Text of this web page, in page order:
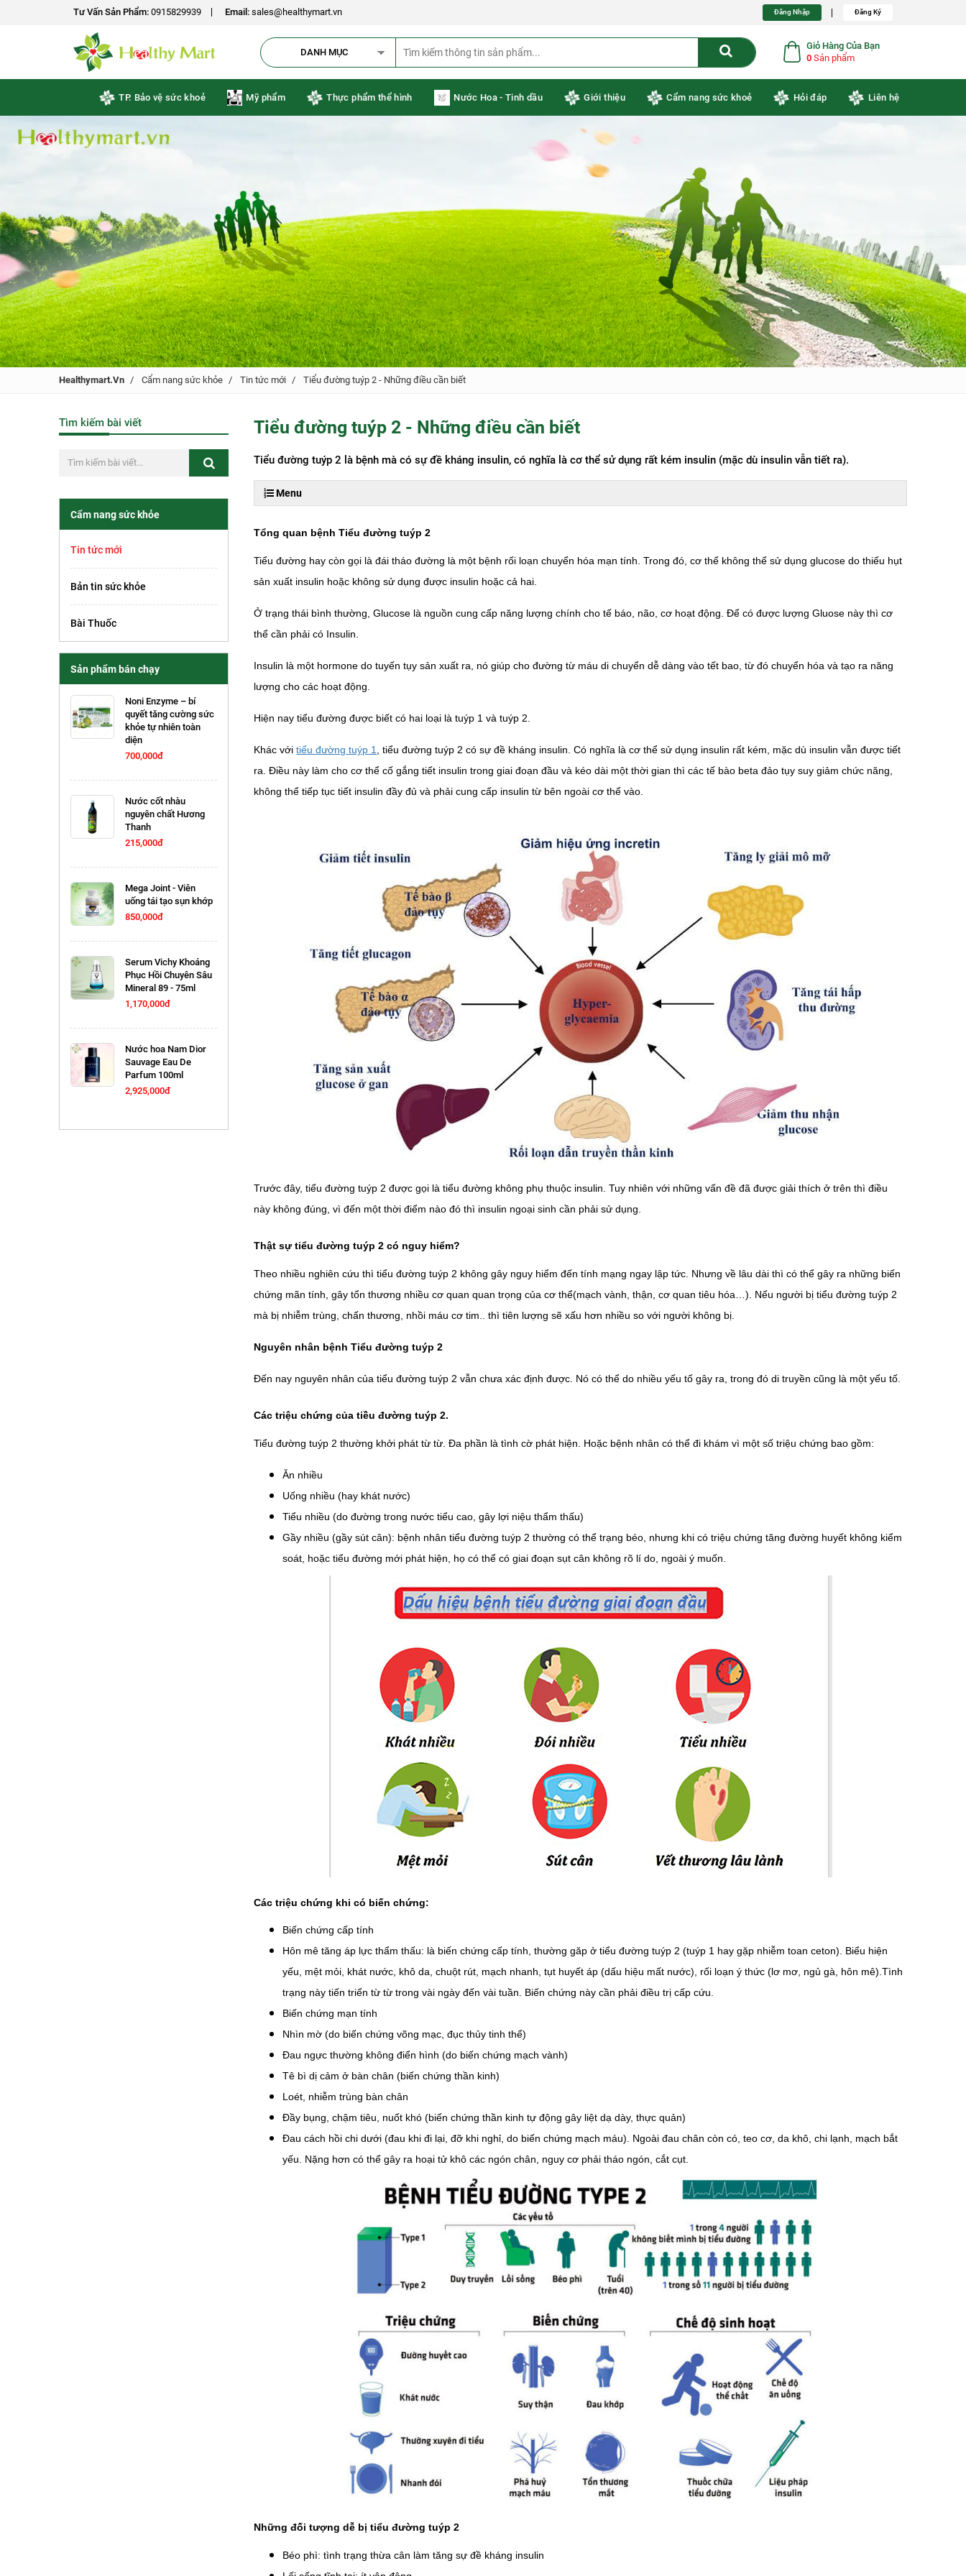
Tư Vấn Sản Phẩm: 0915829939 Email: sales@healthymart.vn Đăng Nhập Đăng Ký
DANH MỤC
Giỏ Hàng Của Bạn
0 Sản phẩm
TP. Bảo vệ sức khoẻ Mỹ phẩm Thực phẩm thể hình Nước Hoa - Tinh dầu Giới thiệu Cẩm nang sức khoẻ Hỏi đáp Liên hệ
Healthymart.vn Cẩm nang sức khỏe Tin tức mới Tiểu đường tuýp 2 - Những điều cần biết
Tìm kiếm bài viết
Cẩm nang sức khỏe
Tin tức mới
Bản tin sức khỏe
Bài Thuốc
Sản phẩm bán chạy
Noni Enzyme – bí
quyết tăng cường sức
khỏe tự nhiên toàn
diện
700,000đ
Nước cốt nhàu
nguyên chất Hương
Thanh
215,000đ
Mega Joint - Viên
uống tái tạo sụn khớp
850,000đ
Serum Vichy Khoáng
Phục Hồi Chuyên Sâu
Mineral 89 - 75ml
1,170,000đ
Nước hoa Nam Dior
Sauvage Eau De
Parfum 100ml
2,925,000đ
Tiểu đường tuýp 2 - Những điều cần biết
Tiểu đường tuýp 2 là bệnh mà có sự đề kháng insulin, có nghĩa là cơ thể sử dụng rất kém insulin (mặc dù insulin vẫn tiết ra).
Menu
Tổng quan bệnh Tiểu đường tuýp 2
Tiểu đường hay còn gọi là đái tháo đường là một bệnh rối loạn chuyển hóa mạn tính. Trong đó, cơ thể không thể sử dụng glucose do thiếu hụt
sản xuất insulin hoặc không sử dụng được insulin hoặc cả hai.
Ở trạng thái bình thường, Glucose là nguồn cung cấp năng lượng chính cho tế báo, não, cơ hoạt động. Để có được lượng Gluose này thì cơ
thể cần phải có Insulin.
Insulin là một hormone do tuyến tụy sản xuất ra, nó giúp cho đường từ máu di chuyển dễ dàng vào tết bao, từ đó chuyển hóa và tạo ra năng
lượng cho các hoạt động.
Hiện nay tiểu đường được biết có hai loại là tuýp 1 và tuýp 2.
Khác vớitiểu đường tuýp 1
, tiểu đường tuýp 2 có sự đề kháng insulin. Có nghĩa là cơ thể sử dụng insulin rất kém, mặc dù insulin vẫn được tiết
ra. Điều này làm cho cơ thể cố gắng tiết insulin trong giai đoạn đầu và kéo dài một thời gian thì các tế bào beta đảo tụy suy giảm chức năng,
không thể tiếp tục tiết insulin đầy đủ và phải cung cấp insulin từ bên ngoài cơ thể vào.
Trước đây, tiểu đường tuýp 2 được gọi là tiểu đường không phụ thuộc insulin. Tuy nhiên với những vấn đề đã được giải thích ở trên thì điều
này không đúng, vì đến một thời điểm nào đó thì insulin ngoại sinh cần phải sử dụng.
Thật sự tiểu đường tuýp 2 có nguy hiểm?
Theo nhiều nghiên cứu thì tiểu đường tuýp 2 không gây nguy hiểm đến tính mạng ngay lập tức. Nhưng về lâu dài thì có thể gây ra những biến
chứng mãn tính, gây tổn thương nhiều cơ quan quan trọng của cơ thể(mạch vành, thận, cơ quan tiêu hóa…). Nếu người bị tiểu đường tuýp 2
mà bị nhiễm trùng, chấn thương, nhồi máu cơ tim.. thì tiên lượng sẽ xấu hơn nhiều so với người không bị.
Nguyên nhân bệnh Tiểu đường tuýp 2
Đến nay nguyên nhân của tiểu đường tuýp 2 vẫn chưa xác định được. Nó có thể do nhiều yếu tố gây ra, trong đó di truyền cũng là một yếu tố.
Các triệu chứng của tiều đường tuýp 2.
Tiểu đường tuýp 2 thường khởi phát từ từ. Đa phần là tình cờ phát hiện. Hoặc bệnh nhân có thể đi khám vì một số triệu chứng bao gồm:
Ăn nhiều
Uống nhiều (hay khát nước)
Tiểu nhiều (do đường trong nước tiểu cao, gây lợi niệu thẩm thấu)
Gầy nhiều (gầy sút cân): bệnh nhân tiểu đường tuýp 2 thường có thể trạng béo, nhưng khi có triệu chứng tăng đường huyết không kiểm
soát, hoặc tiểu đường mới phát hiện, họ có thể có giai đoạn sụt cân không rõ lí do, ngoài ý muốn.
Các triệu chứng khi có biến chứng:
Biến chứng cấp tính
Hôn mê tăng áp lực thẩm thấu: là biến chứng cấp tính, thường găp ở tiểu đường tuýp 2 (tuýp 1 hay gặp nhiễm toan ceton). Biểu hiện
yếu, mệt mỏi, khát nước, khô da, chuột rút, mạch nhanh, tụt huyết áp (dấu hiệu mất nước), rối loạn ý thức (lơ mơ, ngủ gà, hôn mê).Tình
trạng này tiến triển từ từ trong vài ngày đến vài tuần. Biến chứng này cần phải điều trị cấp cứu.
Biến chứng mạn tính
Nhìn mờ (do biến chứng võng mạc, đục thủy tinh thể)
Đau ngực thường không điển hình (do biến chứng mạch vành)
Tê bì dị cảm ở bàn chân (biến chứng thần kinh)
Loét, nhiễm trùng bàn chân
Đầy bụng, chậm tiêu, nuốt khó (biến chứng thần kinh tự động gây liệt dạ dày, thực quản)
Đau cách hồi chi dưới (đau khi đi lại, đỡ khi nghỉ, do biến chứng mạch máu). Ngoài đau chân còn có, teo cơ, da khô, chi lạnh, mạch bắt
yếu. Nặng hơn có thể gây ra hoại tử khô các ngón chân, nguy cơ phải tháo ngón, cắt cụt.
Những đối tượng dễ bị tiểu đường tuýp 2
Béo phì: tình trạng thừa cân làm tăng sự đề kháng insulin